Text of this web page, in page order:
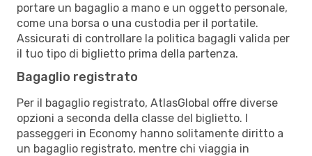
portare un bagaglio a mano e un oggetto personale,
come una borsa o una custodia per il portatile.
Assicurati di controllare la politica bagagli valida per
il tuo tipo di biglietto prima della partenza.
Bagaglio registrato
Per il bagaglio registrato, AtlasGlobal offre diverse
opzioni a seconda della classe del biglietto. I
passeggeri in Economy hanno solitamente diritto a
un bagaglio registrato, mentre chi viaggia in